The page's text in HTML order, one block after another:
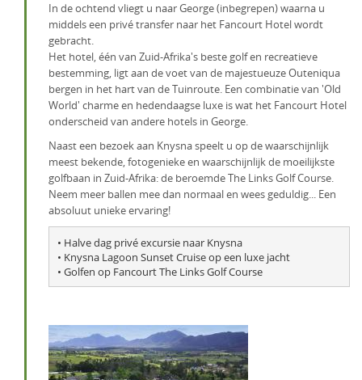
In de ochtend vliegt u naar George (inbegrepen) waarna u
middels een privé transfer naar het Fancourt Hotel wordt
gebracht.
Het hotel, één van Zuid-Afrika's beste golf en recreatieve
bestemming, ligt aan de voet van de majestueuze Outeniqua
bergen in het hart van de Tuinroute. Een combinatie van 'Old
World' charme en hedendaagse luxe is wat het Fancourt Hotel
onderscheid van andere hotels in George.
Naast een bezoek aan Knysna speelt u op de waarschijnlijk
meest bekende, fotogenieke en waarschijnlijk de moeilijkste
golfbaan in Zuid-Afrika: de beroemde The Links Golf Course.
Neem meer ballen mee dan normaal en wees geduldig... Een
absoluut unieke ervaring!
• Halve dag privé excursie naar Knysna
• Knysna Lagoon Sunset Cruise op een luxe jacht
​• Golfen op Fancourt The Links Golf Course